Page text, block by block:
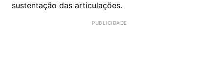
sustentação das articulações.